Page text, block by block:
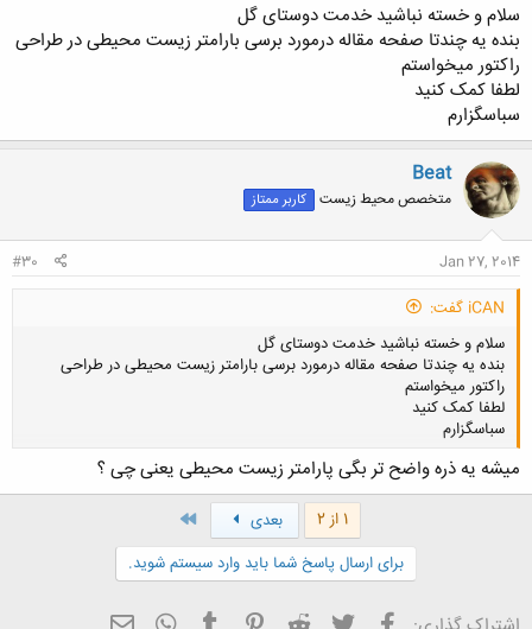
سلام و خسته نباشید خدمت دوستای گل
بنده یه چندتا صفحه مقاله درمورد برسی بارامتر زیست محیطی در طراحی
راکتور میخواستم
لطفا کمک کنید
سباسگزارم
Beat
متخصص محیط زیست کاربر ممتاز
Jan 27, 2014
#30
iCAN گفت:
سلام و خسته نباشید خدمت دوستای گل
بنده یه چندتا صفحه مقاله درمورد برسی بارامتر زیست محیطی در طراحی
راکتور میخواستم
لطفا کمک کنید
سباسگزارم
کلیک کنید تا باز شود...
میشه یه ذره واضح تر بگی پارامتر زیست محیطی یعنی چی ؟
1 از 2 بعدی
برای ارسال پاسخ شما باید وارد سیستم شوید.
فیسبوک تویتر Reddit
Pinterest
Tumblr
WhatsApp